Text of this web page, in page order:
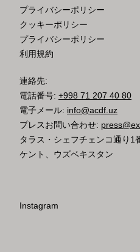
プライバシーポリシー
クッキーポリシー
プライバシーポリシー
利用規約
連絡先:
電話番号: +998 71 207 40 80
電子メール: info@acdf.uz
プレスお問い合わせ:
タラス・シェフチェンコ通り1
ケント、ウズベキスタン
Instagram